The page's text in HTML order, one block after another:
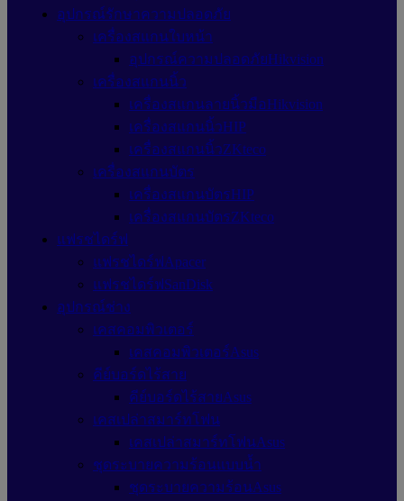
อุปกรณ์รักษาความปลอดภัย
เครื่องสแกนใบหน้า
อุปกรณ์ความปลอดภัยHikvision
เครื่องสแกนนิ้ว
เครื่องสแกนลายนิ้วมือHikvision
เครื่องสแกนนิ้วHIP
เครื่องสแกนนิ้วZKteco
เครื่องสแกนบัตร
เครื่องสแกนบัตรHIP
เครื่องสแกนบัตรZKteco
แฟรชไดร์ฟ
แฟรชไดร์ฟApacer
แฟรชไดร์ฟSanDisk
อุปกรณ์ช่าง
เคสคอมพิวเตอร์
เคสคอมพิวเตอร์Asus
คีย์บอร์ดไร้สาย
คีย์บอร์ดไร้สายAsus
เคสเปล่าสมาร์ทโฟน
เคสเปล่าสมาร์ทโฟนAsus
ชุดระบายความร้อนแบบน้ำ
ชุดระบายความร้อนAsus